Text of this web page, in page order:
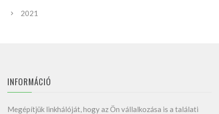
2021
INFORMÁCIÓ
Megépítjük linkhálóját, hogy az Ön vállalkozása is a találati